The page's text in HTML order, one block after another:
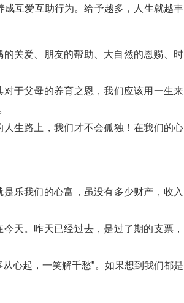
成互爱互助行为。给予越多，人生就越丰
关爱、朋友的帮助、大自然的恩赐、时
于父母的养育之恩，我们应该用一生来
生路上，我们才不会孤独！在我们的心
乐我们的心富，虽没有多少财产，收入
天。昨天已经过去，是过了期的支票，
心起，一笑解千愁”。如果想到我们都是